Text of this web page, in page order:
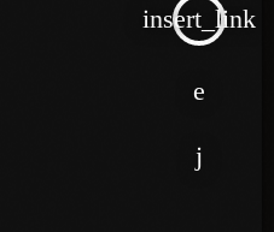
insert_link